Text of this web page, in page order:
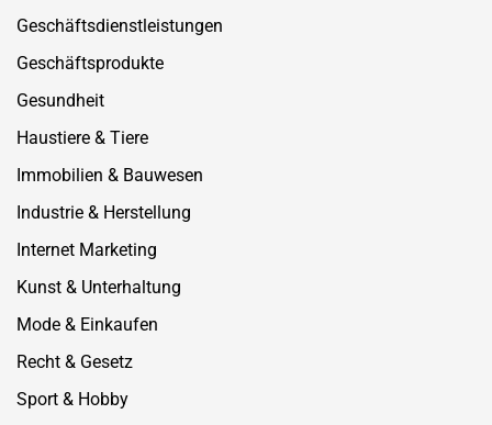
Geschäftsdienstleistungen
Geschäftsprodukte
Gesundheit
Haustiere & Tiere
Immobilien & Bauwesen
Industrie & Herstellung
Internet Marketing
Kunst & Unterhaltung
Mode & Einkaufen
Recht & Gesetz
Sport & Hobby